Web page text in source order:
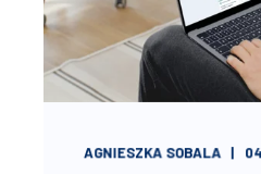
AGNIESZKA SOBALA